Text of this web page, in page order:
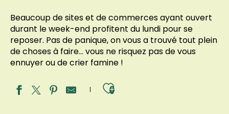
Beaucoup de sites et de commerces ayant ouvert
durant le week-end profitent du lundi pour se
reposer. Pas de panique, on vous a trouvé tout plein
de choses à faire… vous ne risquez pas de vous
ennuyer ou de crier famine !
Ajouter aux